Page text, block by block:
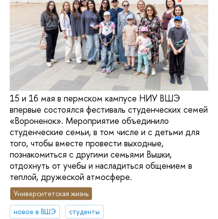
15 и 16 мая в пермском кампусе НИУ ВШЭ
впервые состоялся фестиваль студенческих семей
«Вороненок». Мероприятие объединило
студенческие семьи, в том числе и с детьми для
того, чтобы вместе провести выходные,
познакомиться с другими семьями Вышки,
отдохнуть от учебы и насладиться общением в
теплой, дружеской атмосфере.
Университетская жизнь
новое в ВШЭ
студенты